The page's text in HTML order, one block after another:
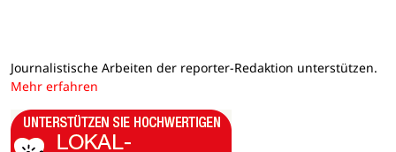
Journalistische Arbeiten der reporter-Redaktion unterstützen.
Mehr erfahren